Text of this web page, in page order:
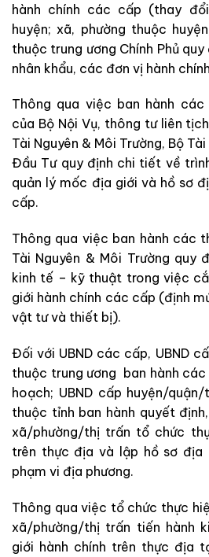
hành chính các cấp (thay
huyện; xã, phường thuộc
thuộc trung ương Chính Phủ
nhân khẩu, các đơn vị hành
Thông qua việc ban hành
của Bộ Nội Vụ, thông tư liên
Tài Nguyên & Môi Trường, Bộ
Đầu Tư quy định chi tiết về
quản lý mốc địa giới và hồ sơ
cấp.
Thông qua việc ban hành các
Tài Nguyên & Môi Trường quy
kinh tế – kỹ thuật trong việc
giới hành chính các cấp (định
vật tư và thiết bị).
Đối với UBND các cấp, UBND
thuộc trung ương ban hành
hoạch; UBND cấp huyện/
thuộc tỉnh ban hành quyết
xã/phường/thị trấn tổ chức
trên thực địa và lập hồ sơ địa
phạm vi địa phương.
Thông qua việc tổ chức thực
xã/phường/thị trấn tiến hành
giới hành chính trên thực địa